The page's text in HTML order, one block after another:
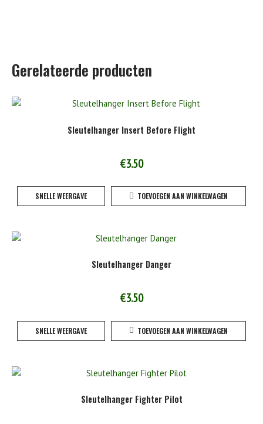
Gerelateerde producten
Sleutelhanger Insert Before Flight
€3.50
SNELLE WEERGAVE TOEVOEGEN AAN WINKELWAGEN
Sleutelhanger Danger
€3.50
SNELLE WEERGAVE TOEVOEGEN AAN WINKELWAGEN
Sleutelhanger Fighter Pilot